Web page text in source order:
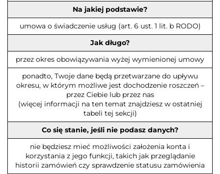
Na jakiej podstawie?
umowa o świadczenie usług (art. 6 ust. 1 lit. b RODO)
Jak długo?
przez okres obowiązywania wyżej wymienionej umowy
ponadto, Twoje dane będą przetwarzane do upływu
okresu, w którym możliwe jest dochodzenie roszczeń –
przez Ciebie lub przez nas
(więcej informacji na ten temat znajdziesz w ostatniej
tabeli tej sekcji)
Co się stanie, jeśli nie podasz danych?
nie będziesz mieć możliwości założenia konta i
korzystania z jego funkcji, takich jak przeglądanie
historii zamówień czy sprawdzenie statusu zamówienia